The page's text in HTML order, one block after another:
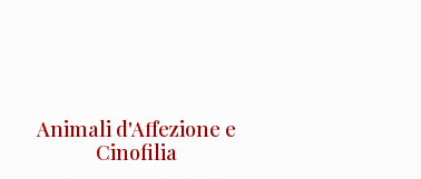
Animali d'Affezione e
Cinofilia